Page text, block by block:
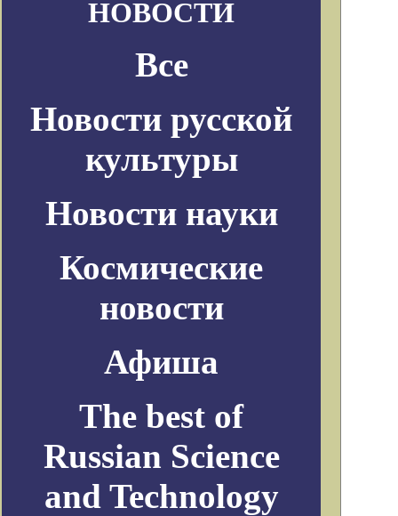
НОВОСТИ
Все
Новости русской
культуры
Новости науки
Космические
новости
Афиша
The best of
Russian Science
and Technology